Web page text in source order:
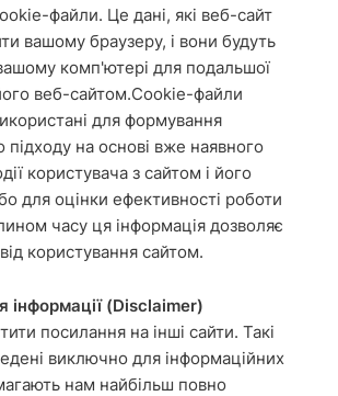
файли. Це дані, які веб-сайт
вашому браузеру, і вони будуть
комп'ютері для подальшої
його веб-сайтом.Cookie-файли
для формування
підходу на основі вже наявного
користувача з сайтом і його
для оцінки ефективності роботи
часу ця інформація дозволяє
користування сайтом.
інформації (Disclaimer)
посилання на інші сайти. Такі
виключно для інформаційних
нам найбільш повно